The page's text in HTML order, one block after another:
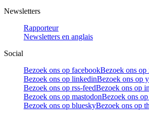
Newsletters
Rapporteur
Newsletters en anglais
Social
Bezoek ons op facebookBezoek ons op
Bezoek ons op linkedinBezoek ons op
Bezoek ons op rss-feedBezoek ons op
Bezoek ons op mastodonBezoek ons
Bezoek ons op blueskyBezoek ons op